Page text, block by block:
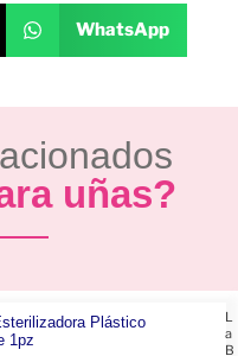
WhatsApp
uñas?
Plástico
1pz
L
a
B